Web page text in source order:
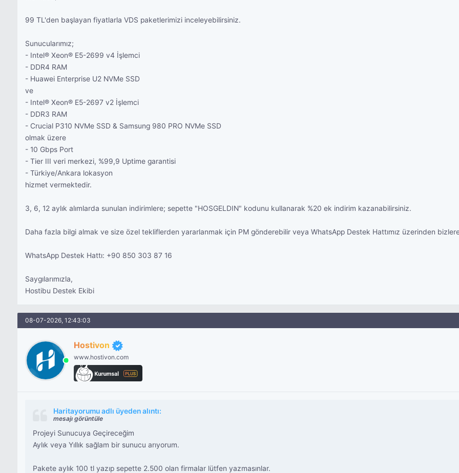
99 TL'den başlayan fiyatlarla VDS paketlerimizi inceleyebilirsiniz.
Sunucularımız;
- Intel® Xeon® E5-2699 v4 İşlemci
- DDR4 RAM
- Huawei Enterprise U2 NVMe SSD
ve
- Intel® Xeon® E5-2697 v2 İşlemci
- DDR3 RAM
- Crucial P310 NVMe SSD & Samsung 980 PRO NVMe SSD
olmak üzere
- 10 Gbps Port
- Tier III veri merkezi, %99,9 Uptime garantisi
- Türkiye/Ankara lokasyon
hizmet vermektedir.
3, 6, 12 aylık alımlarda sunulan indirimlere; sepette "HOSGELDIN" kodunu kullanarak %20 ek indirim kazanabilirsiniz.
Daha fazla bilgi almak ve size özel tekliflerden yararlanmak için PM gönderebilir veya WhatsApp Destek Hattımız üzerinden
WhatsApp Destek Hattı: +90 850 303 87 16
Saygılarımızla,
Hostibu Destek Ekibi
08-07-2026, 12:43:03
Hostivon
www.hostivon.com
Haritayorumu adlı üyeden alıntı:
mesajı görüntüle
Projeyi Sunucuya Geçireceğim
Aylık veya Yıllık sağlam bir sunucu arıyorum.
Pakete aylık 100 tl yazıp sepette 2.500 olan firmalar lütfen yazmasınlar.